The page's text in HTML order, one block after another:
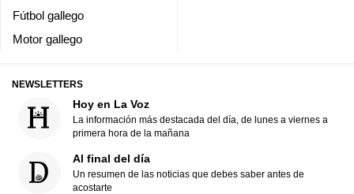
Fútbol gallego
Motor gallego
NEWSLETTERS
Hoy en La Voz
La información más destacada del día, de lunes a viernes a
primera hora de la mañana
Al final del día
Un resumen de las noticias que debes saber antes de
acostarte